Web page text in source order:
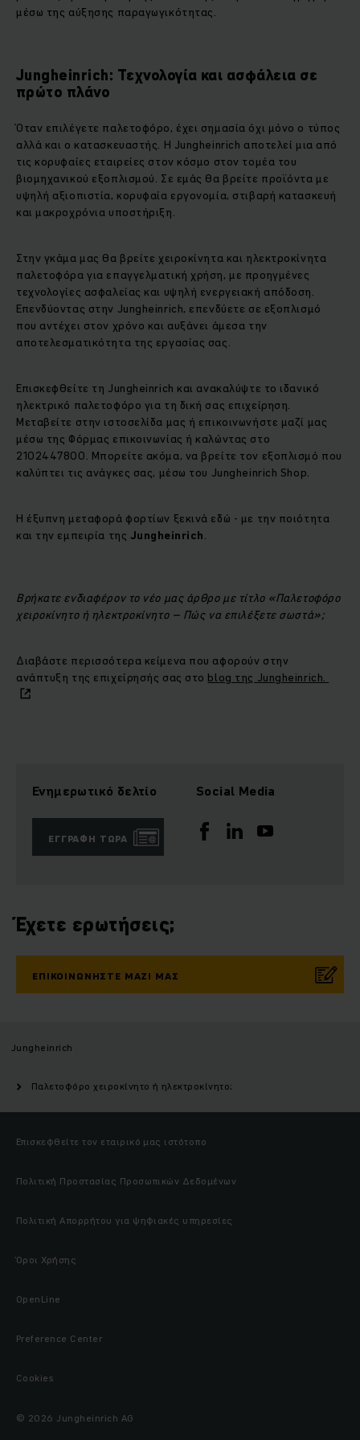
μέσω της αύξησης παραγωγικότητας.
Jungheinrich: Τεχνολογία και ασφάλεια σε
πρώτο πλάνο
Όταν επιλέγετε παλετοφόρο, έχει σημασία όχι μόνο ο τύπος
αλλά και ο κατασκευαστής. Η Jungheinrich αποτελεί μια από
τις κορυφαίες εταιρείες στον κόσμο στον τομέα του
βιομηχανικού εξοπλισμού. Σε εμάς θα βρείτε προϊόντα με
υψηλή αξιοπιστία, κορυφαία εργονομία, στιβαρή κατασκευή
και μακροχρόνια υποστήριξη.
Στην γκάμα μας θα βρείτε χειροκίνητα και ηλεκτροκίνητα
παλετοφόρα για επαγγελματική χρήση, με προηγμένες
τεχνολογίες ασφαλείας και υψηλή ενεργειακή απόδοση.
Επενδύοντας στην Jungheinrich, επενδύετε σε εξοπλισμό
που αντέχει στον χρόνο και αυξάνει άμεσα την
αποτελεσματικότητα της εργασίας σας.
Επισκεφθείτε τη Jungheinrich και ανακαλύψτε το ιδανικό
ηλεκτρικό παλετοφόρο για τη δική σας επιχείρηση.
Μεταβείτε στην ιστοσελίδα μας ή επικοινωνήστε μαζί μας
μέσω της Φόρμας επικοινωνίας ή καλώντας στο
2102447800. Μπορείτε ακόμα, να βρείτε τον εξοπλισμό που
καλύπτει τις ανάγκες σας, μέσω του Jungheinrich Shop.
Η έξυπνη μεταφορά φορτίων ξεκινά εδώ - με την ποιότητα
και την εμπειρία της Jungheinrich.
Βρήκατε ενδιαφέρον το νέο μας άρθρο με τίτλο «Παλετοφόρο
χειροκίνητο ή ηλεκτροκίνητο – Πώς να επιλέξετε σωστά»;
Διαβάστε περισσότερα κείμενα που αφορούν στην
ανάπτυξη της επιχείρησής σας στο blog της Jungheinrich.
Ενημερωτικό δελτίο
ΕΓΓΡΑΦΉ ΤΏΡΑ
Social Media
Έχετε ερωτήσεις;
ΕΠΙΚΟΙΝΩΝΉΣΤΕ ΜΑΖΊ ΜΑΣ
Jungheinrich
Παλετοφόρο χειροκίνητο ή ηλεκτροκίνητο;
Επισκεφθείτε τον εταιρικό μας ιστότοπο
Πολιτική Προστασίας Προσωπικών Δεδομένων
Πολιτική Απορρήτου για ψηφιακές υπηρεσίες
Όροι Χρήσης
OpenLine
Preference Center
Cookies
© 2026 Jungheinrich AG